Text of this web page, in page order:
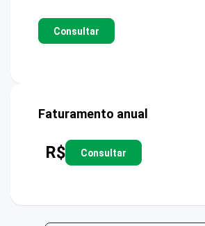
Consultar
Faturamento anual
R$ Consultar